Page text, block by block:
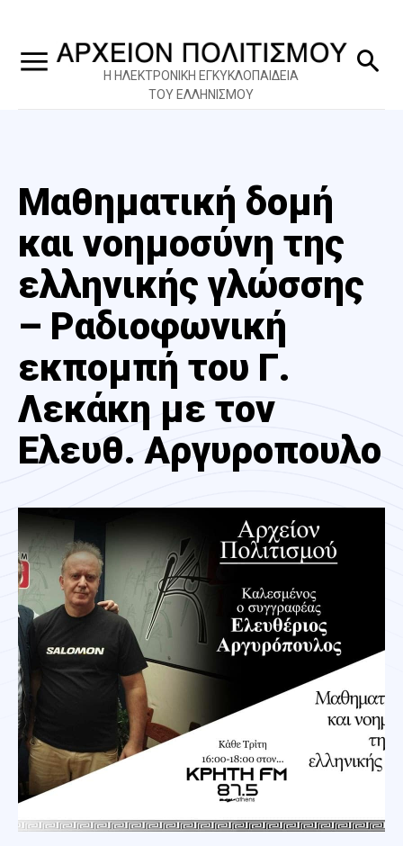
Η ΗΛΕΚΤΡΟΝΙΚΗ ΕΓΚΥΚΛΟΠΑΙΔΕΙΑ
ΤΟΥ ΕΛΛΗΝΙΣΜΟΥ
Μαθηματική δομή
και νοημοσύνη της
ελληνικής γλώσσης
– Ραδιοφωνική
εκπομπή του Γ.
Λεκάκη με τον
Ελευθ. Αργυροπουλο